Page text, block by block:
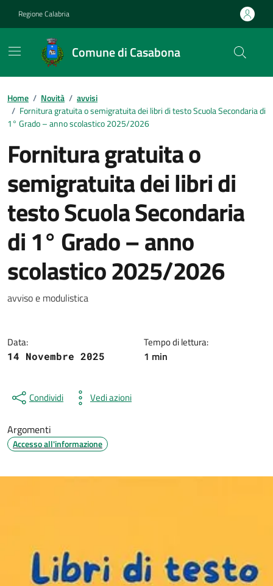
Regione Calabria
Comune di Casabona
Home / Novità / avvisi
/ Fornitura gratuita o semigratuita dei libri di testo Scuola Secondaria di
1° Grado – anno scolastico 2025/2026
Fornitura gratuita o
semigratuita dei libri di
testo Scuola Secondaria
di 1° Grado – anno
scolastico 2025/2026
Dettagli della notizia
avviso e modulistica
Data:
14 Novembre 2025
Tempo di lettura:
1 min
Condividi Vedi azioni
Argomenti
Accesso all'informazione